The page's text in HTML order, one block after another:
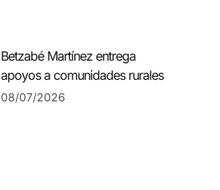
Betzabé Martínez entrega
apoyos a comunidades rurales
08/07/2026